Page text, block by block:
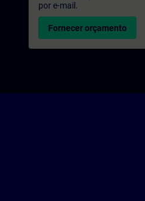
por e-mail.
Fornecer orçamento